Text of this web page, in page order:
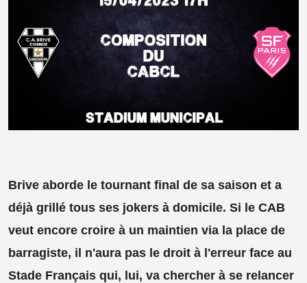
Brive aborde le tournant final de sa saison et a
déjà grillé tous ses jokers à domicile. Si le CAB
veut encore croire à un maintien via la place de
barragiste, il n'aura pas le droit à l'erreur face au
Stade Français qui, lui, va chercher à se relancer